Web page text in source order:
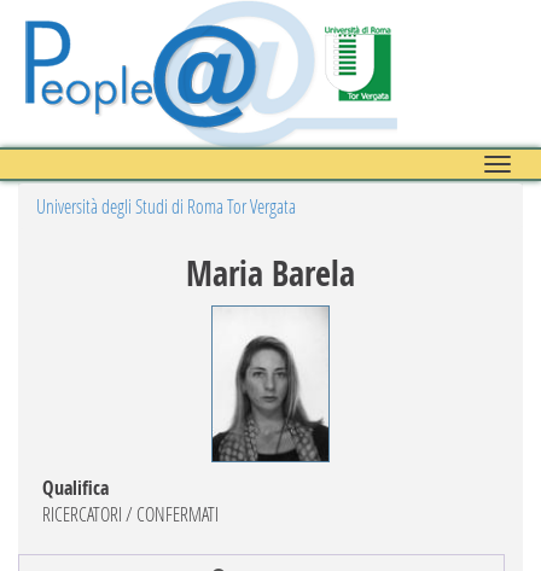
Toggle
Università degli Studi di Roma Tor Vergata
Maria Barela
Qualifica
RICERCATORI / CONFERMATI